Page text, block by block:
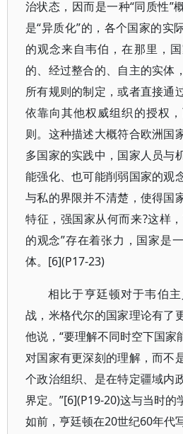
治状态，因而是一种“同质性”
是“异质化”的，各个国家的实
的观念来自韦伯，在那里，
的、经过整合的、自主的实体
所有规则的制定，或者直接通
依靠向其他权威组织的授权
则。这种描述大概符合欧洲国
多国家的实践中，国家人员与
能强化、也可能削弱国家的观
与私的界限并不清楚，使得国
特征，强国家从何而来?这样
的观念”存在着张力，国家是
体。[6](P17-23)
相比于亨廷顿对于韦伯
战，米格代尔的国家理论有了
他说，“要理解不同时空下国家
对国家有更深刻的理解，而不
个政治组织、是在特定疆域内
界定。”[6](P19-20)这与当时的
如前，亨廷顿在20世纪60年代